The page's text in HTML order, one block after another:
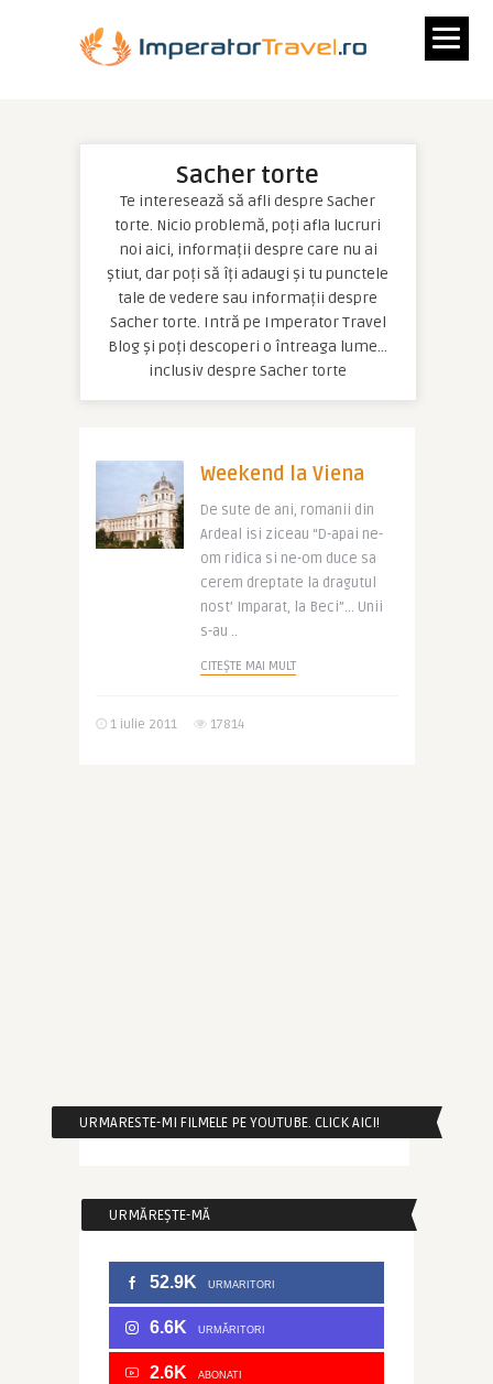
Sacher torte
Te interesează să afli despre Sacher
torte. Nicio problemă, poți afla lucruri
noi aici, informații despre care nu ai
știut, dar poți să îți adaugi și tu punctele
tale de vedere sau informații despre
Sacher torte. Intră pe Imperator Travel
Blog și poți descoperi o întreaga lume…
inclusiv despre Sacher torte
Weekend la Viena
De sute de ani, romanii din
Ardeal isi ziceau “D-apai ne-
om ridica si ne-om duce sa
cerem dreptate la dragutul
nost’ Imparat, la Beci”… Unii
s-au ..
CITEȘTE MAI MULT
1 iulie 2011 17814
URMARESTE-MI FILMELE PE YOUTUBE. CLICK AICI!
URMĂREȘTE-MĂ
52.9K URMARITORI
6.6K URMĂRITORI
2.6K ABONATI